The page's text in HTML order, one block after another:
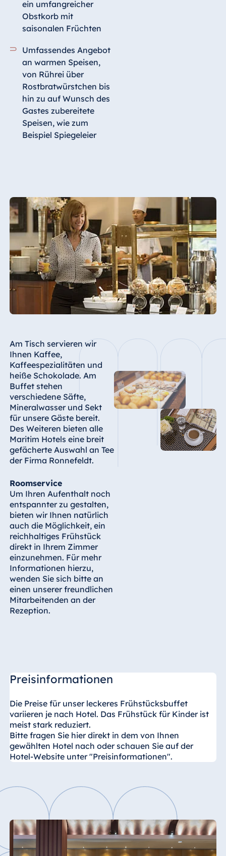
ein umfangreicher
Obstkorb mit
saisonalen Früchten
Umfassendes Angebot
an warmen Speisen,
von Rührei über
Rostbratwürstchen bis
hin zu auf Wunsch des
Gastes zubereitete
Speisen, wie zum
Beispiel Spiegeleier
Am Tisch servieren wir
Ihnen Kaffee,
Kaffeespezialitäten und
heiße Schokolade. Am
Buffet stehen
verschiedene Säfte,
Mineralwasser und Sekt
für unsere Gäste bereit.
Des Weiteren bieten alle
Maritim Hotels eine breit
gefächerte Auswahl an Tee
der Firma Ronnefeldt.
Roomservice
Um Ihren Aufenthalt noch
entspannter zu gestalten,
bieten wir Ihnen natürlich
auch die Möglichkeit, ein
reichhaltiges Frühstück
direkt in Ihrem Zimmer
einzunehmen. Für mehr
Informationen hierzu,
wenden Sie sich bitte an
einen unserer freundlichen
Mitarbeitenden an der
Rezeption.
Preisinformationen
Die Preise für unser leckeres Frühstücksbuffet
variieren je nach Hotel. Das Frühstück für Kinder ist
meist stark reduziert.
Bitte fragen Sie hier direkt in dem von Ihnen
gewählten Hotel nach oder schauen Sie auf der
Hotel-Website unter "Preisinformationen".